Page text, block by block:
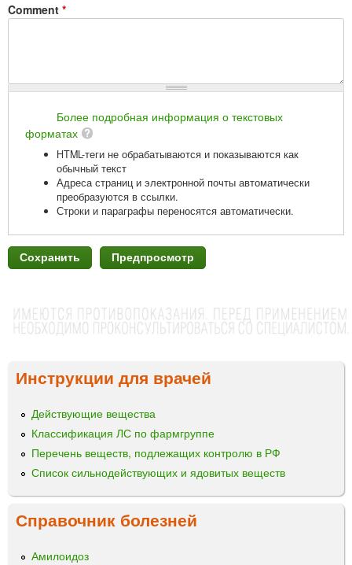
Comment *
Более подробная информация о текстовых
форматах
HTML-теги не обрабатываются и показываются как
обычный текст
Адреса страниц и электронной почты автоматически
преобразуются в ссылки.
Строки и параграфы переносятся автоматически.
Инструкции для врачей
Действующие вещества
Классификация ЛС по фармгруппе
Перечень веществ, подлежащих контролю в РФ
Список сильнодействующих и ядовитых веществ
Справочник болезней
Амилоидоз